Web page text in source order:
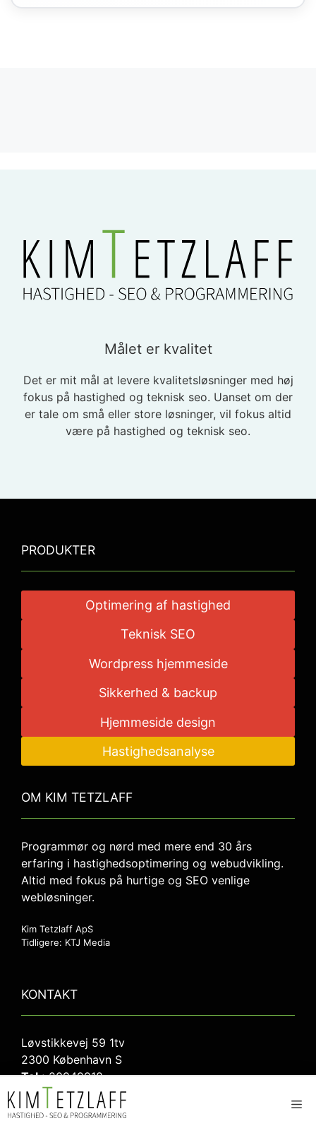
Målet er kvalitet
Det er mit mål at levere kvalitetsløsninger med høj
fokus på hastighed og teknisk seo. Uanset om der
er tale om små eller store løsninger, vil fokus altid
være på hastighed og teknisk seo.
PRODUKTER
Optimering af hastighed
Teknisk SEO
Wordpress hjemmeside
Sikkerhed & backup
Hjemmeside design
Hastighedsanalyse
OM KIM TETZLAFF
Programmør og nørd med mere end 30 års
erfaring i hastighedsoptimering og webudvikling.
Altid med fokus på hurtige og SEO venlige
webløsninger.
Kim Tetzlaff ApS
Tidligere: KTJ Media
KONTAKT
Løvstikkevej 59 1tv
2300 København S
Tel.:20949918
Mail:
kim@kim-tetzlaff.dk
CVR:40793348